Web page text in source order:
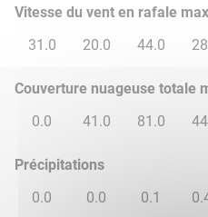
Vitesse du vent en rafale
31.0
20.0 44.0
Couverture nuageuse totale
0.0
41.0 81.0
Précipitations
0.0
0.0 0.1